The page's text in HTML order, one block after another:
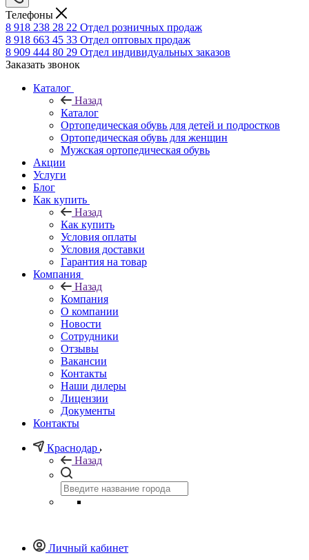
Телефоны
8 918 238 28 22 Отдел розничных продаж
8 918 663 45 33 Отдел оптовых продаж
8 909 444 80 29 Отдел индивидуальных заказов
Заказать звонок
Каталог
Назад
Каталог
Ортопедическая обувь для детей и подростков
Ортопедическая обувь для женщин
Мужская ортопедическая обувь
Акции
Услуги
Блог
Как купить
Назад
Как купить
Условия оплаты
Условия доставки
Гарантия на товар
Компания
Назад
Компания
О компании
Новости
Сотрудники
Отзывы
Вакансии
Контакты
Наши дилеры
Лицензии
Документы
Контакты
Краснодар
Назад
Личный кабинет